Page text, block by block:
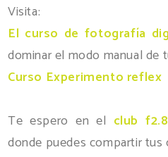
Visita:
El curso de fotografía
dominar el modo manual de
Curso Experimento reflex
Te espero en el club
donde puedes compartir tus